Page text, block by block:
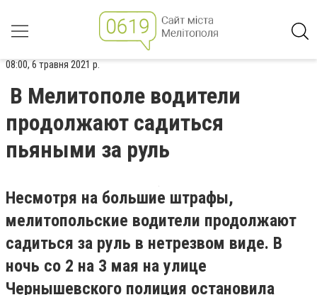
08:00, 6 травня 2021 р.
В Мелитополе водители
продолжают садиться
пьяными за руль
Несмотря на большие штрафы,
мелитопольские водители продолжают
садиться за руль в нетрезвом виде. В
ночь со 2 на 3 мая на улице
Чернышевского полиция остановила